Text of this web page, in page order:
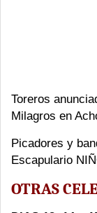
Toreros
Milagros en
Picadores y
Escapulario
OTRAS